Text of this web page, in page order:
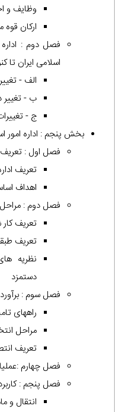
وظایف و
ارکان
فصل دوم : اداره
اسلامی ایران تا
الف -
ب -
ج -
بخش پنجم : اداره امور
فصل اول :
تعریف
اهداف
فصل دوم : مراحل
تعریف
تعریف
نظریه
دستمزد
فصل سوم : برآورد
راههای
مراحل
تعریف
فصل چهارم
فصل پنجم :
انتقال و